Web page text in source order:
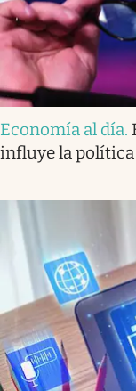
Economía al día.
influye la política